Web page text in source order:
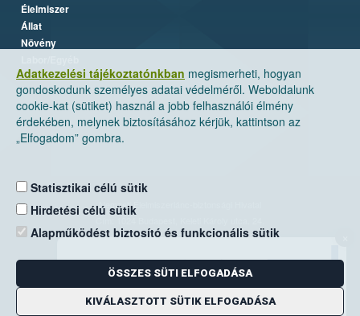
Adatkezelési tájékoztatónkban megismerheti, hogyan
gondoskodunk személyes adatai védelméről. Weboldalunk
cookie-kat (sütiket) használ a jobb felhasználói élmény
érdekében, melynek biztosításához kérjük, kattintson az
„Elfogadom” gombra.
Statisztikai célú sütik
Hirdetési célú sütik
Alapműködést biztosító és funkcionális sütik
ÖSSZES SÜTI ELFOGADÁSA
KIVÁLASZTOTT SÜTIK ELFOGADÁSA
Élelmiszer
Állat
Növény
Nemzeti Élelmiszerlánc-biztonsági Hivatal
Levelezési cím: 1525 Budapest. Pf. 30.
E-mail:ugyfelszolgalat@nebih.gov.hu
Zöld szám: 06-80/263-244
Telefon: 06-1/ 336-9000